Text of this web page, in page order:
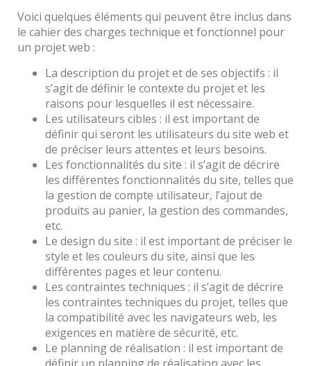
Voici quelques éléments qui peuvent être inclus dans
le cahier des charges technique et fonctionnel pour
un projet web :
La description du projet et de ses objectifs : il
s’agit de définir le contexte du projet et les
raisons pour lesquelles il est nécessaire.
Les utilisateurs cibles : il est important de
définir qui seront les utilisateurs du site web et
de préciser leurs attentes et leurs besoins.
Les fonctionnalités du site : il s’agit de décrire
les différentes fonctionnalités du site, telles que
la gestion de compte utilisateur, l’ajout de
produits au panier, la gestion des commandes,
etc.
Le design du site : il est important de préciser le
style et les couleurs du site, ainsi que les
différentes pages et leur contenu.
Les contraintes techniques : il s’agit de décrire
les contraintes techniques du projet, telles que
la compatibilité avec les navigateurs web, les
exigences en matière de sécurité, etc.
Le planning de réalisation : il est important de
définir un planning de réalisation avec les